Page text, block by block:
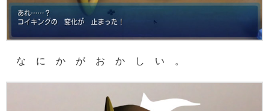
な に か が お か し い 。